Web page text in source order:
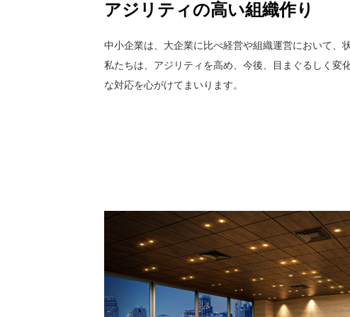
アジリティの高い組織作り
中小企業は、大企業に比べ経営や組織運営において、
私たちは、アジリティを高め、今後、目まぐるしく変
な対応を心がけてまいります。